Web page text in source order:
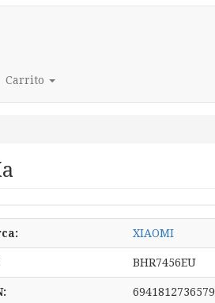
Carrito
XIAOMI
BHR7456EU
6941812736579